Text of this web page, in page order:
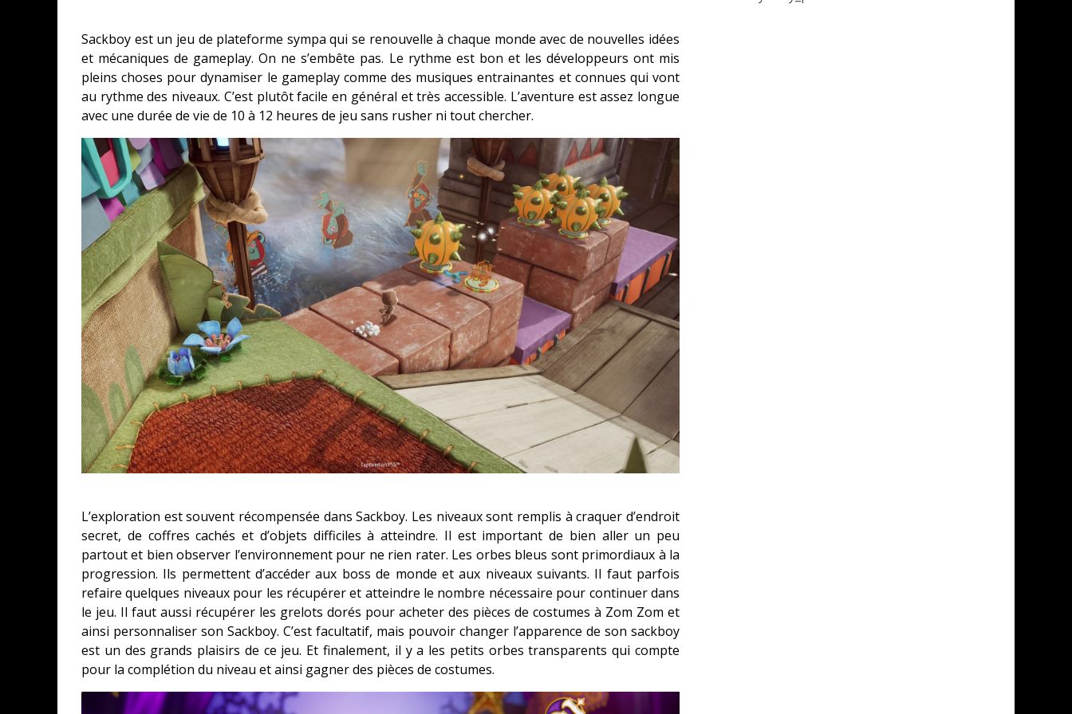
Sackboy est un jeu de plateforme sympa qui se renouvelle à chaque monde avec de nouvelles idées
et mécaniques de gameplay. On ne s’embête pas. Le rythme est bon et les développeurs ont mis
pleins choses pour dynamiser le gameplay comme des musiques entrainantes et connues qui vont
au rythme des niveaux. C’est plutôt facile en général et très accessible. L’aventure est assez longue
avec une durée de vie de 10 à 12 heures de jeu sans rusher ni tout chercher.
L’exploration est souvent récompensée dans Sackboy. Les niveaux sont remplis à craquer d’endroit
secret, de coffres cachés et d’objets difficiles à atteindre. Il est important de bien aller un peu
partout et bien observer l’environnement pour ne rien rater. Les orbes bleus sont primordiaux à la
progression. Ils permettent d’accéder aux boss de monde et aux niveaux suivants. Il faut parfois
refaire quelques niveaux pour les récupérer et atteindre le nombre nécessaire pour continuer dans
le jeu. Il faut aussi récupérer les grelots dorés pour acheter des pièces de costumes à Zom Zom et
ainsi personnaliser son Sackboy. C’est facultatif, mais pouvoir changer l’apparence de son sackboy
est un des grands plaisirs de ce jeu. Et finalement, il y a les petits orbes transparents qui compte
pour la complétion du niveau et ainsi gagner des pièces de costumes.